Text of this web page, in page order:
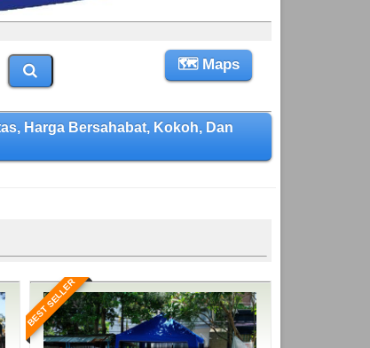
🗺 Maps
Harga Bersahabat, Kokoh, Dan
BEST SELLER